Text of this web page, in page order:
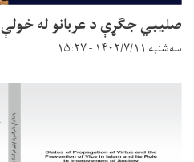
صلیبي جګړې د عربانو له خولې
سه‌شنبه ۱۴۰۲/۷/۱۱ - ۱۵:۲۷